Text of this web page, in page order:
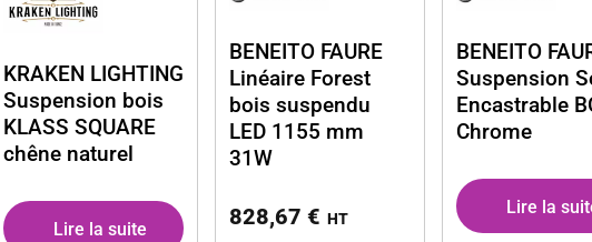
KRAKEN LIGHTING
Suspension bois
KLASS SQUARE
chêne naturel
Lire la suite
BENEITO FAURE
Linéaire Forest
bois suspendu
LED 1155 mm
31W
828,67€ HT
BENEITO
Suspension
Encastrable
Chrome
Lire la